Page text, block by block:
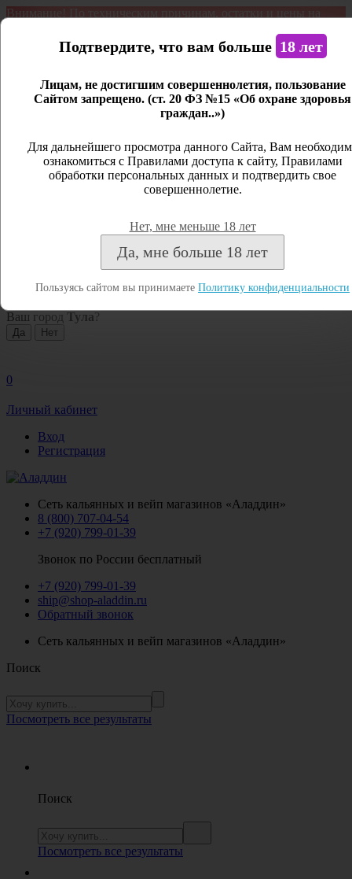
Внимание! По техническим причинам, остатки и цены на
является демонстрационным. Дистанционная продажа не
Открыть сайдбар
Личный кабинет
Закрыть
Посмотреть все результаты
Ваш город Тула ?
0
Личный кабинет
Вход
Регистрация
Сеть кальянных и вейп магазинов «Аладдин»
8 (800) 707-04-54
+7 (920) 799-01-39
Звонок по России бесплатный
+7 (920) 799-01-39
ship@shop-aladdin.ru
Обратный звонок
Сеть кальянных и вейп магазинов «Аладдин»
Поиск
Посмотреть все результаты
Поиск
Посмотреть все результаты
Подтвердите, что вам больше 18 лет
Лицам, не достигшим совершеннолетия, пользование
Сайтом запрещено. (ст. 20 ФЗ №15 «Об охране здоровья
граждан..»)
Для дальнейшего просмотра данного Сайта, Вам
ознакомиться с Правилами доступа к сайту, Правилами
обработки персональных данных и подтвердить свое
совершеннолетие.
Нет, мне меньше 18 лет
Да, мне больше 18 лет
Пользуясь сайтом вы принимаете Политику конфиденциальности